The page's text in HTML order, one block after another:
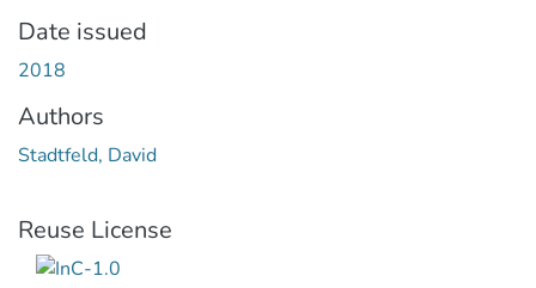
Date issued
2018
Authors
Stadtfeld, David
Reuse License